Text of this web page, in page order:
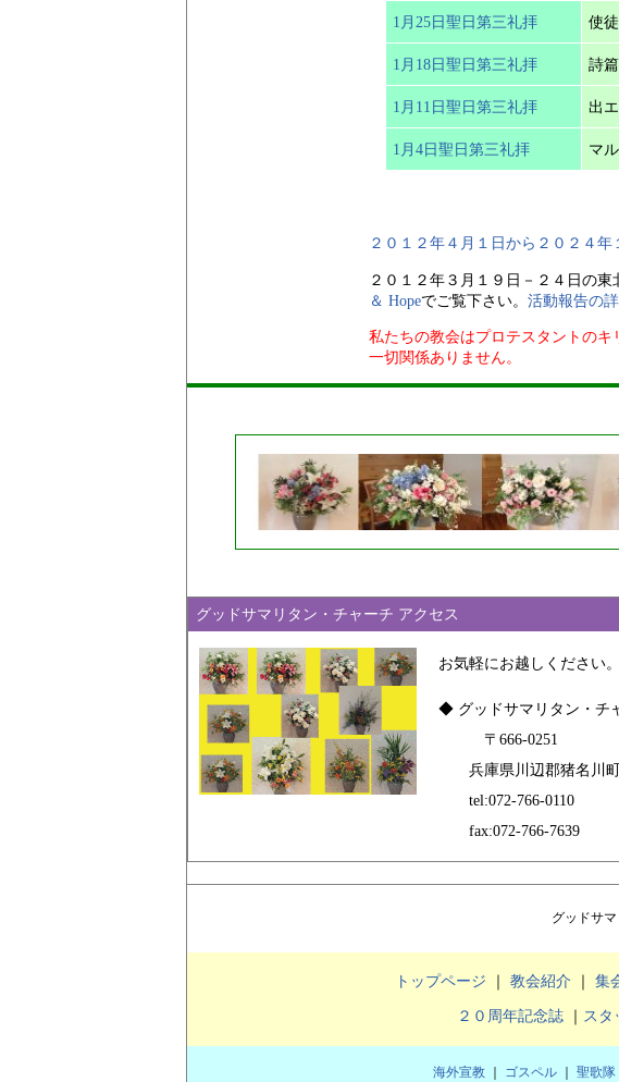
1月25日聖日第三礼拝 使
1月18日聖日第三礼拝 詩
1月11日聖日第三礼拝 出
1月4日聖日第三礼拝 マ
２０１２年４月１日から２０２４
２０１２年３月１９日－２４日の
＆ Hopeでご覧下さい。 活動報告の
私たちの教会はプロテスタントの
一切関係ありません。
グッドサマリタン・チャーチ アクセス
お気軽にお越しください。
◆ グッドサマリタン・チ
〒666-0251
兵庫県川辺郡猪名川町
tel:072-766-0110
fax:072-766-7639
グッドサ
トップページ 教会紹介 集
２０周年記念誌 ｜ スタ
海外宣教｜ ゴスペル｜ 聖歌隊